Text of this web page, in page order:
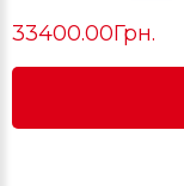
33400.00Грн.